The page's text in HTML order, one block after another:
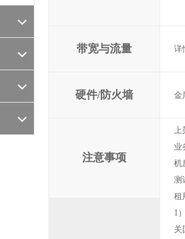
带宽与流量 详
硬件/防火墙 金
注意事项
上
业
机
测
租
1
关